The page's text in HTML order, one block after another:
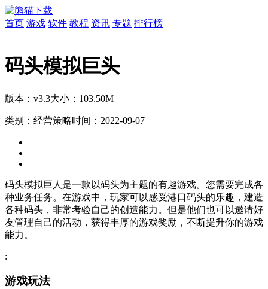
首页 游戏 软件 教程 资讯 专题 排行榜
码头模拟巨头
版本：v3.3大小：103.50M
类别：经营策略时间：2022-09-07
码头模拟巨人是一款以码头为主题的有趣游戏。您需要完成各
种业务任务。在游戏中，玩家可以感受港口码头的乐趣，建造
各种码头，非常考验自己的创造能力。但是他们也可以邀请好
友管理自己的活动，获得丰厚的游戏奖励，不断提升你的游戏
能力。
:
游戏玩法